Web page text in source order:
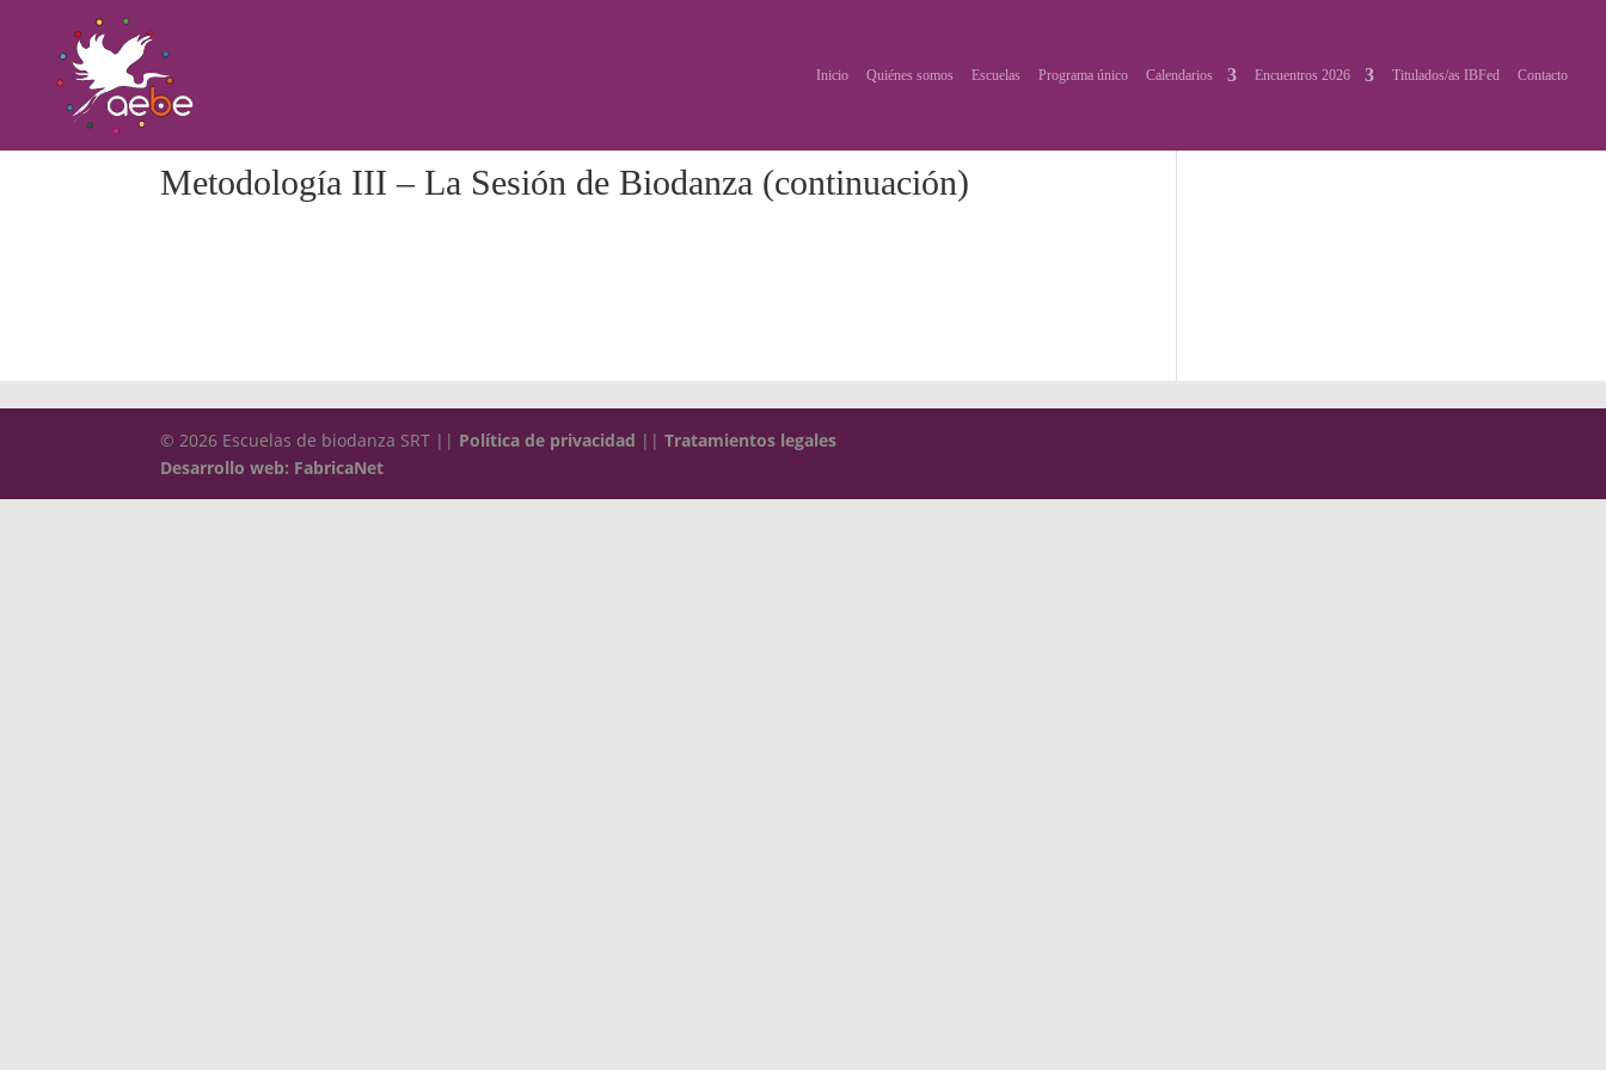
Inicio Quiénes somos Escuelas Programa único Calendarios Encuentros 2026 Titulados/as IBFed Contacto
Metodología III – La Sesión de Biodanza (continuación)
© 2026 Escuelas de biodanza SRT || Política de privacidad ||Tratamientos legales
Desarrollo web: FabricaNet